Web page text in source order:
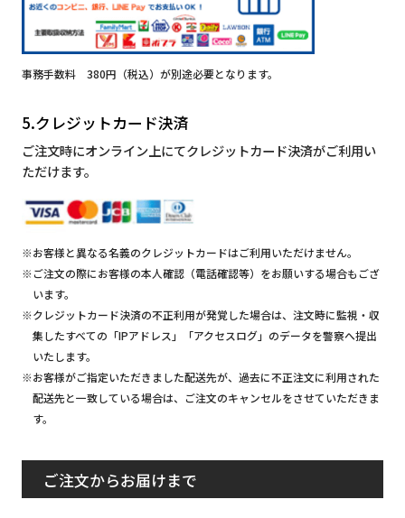
事務手数料 380円（税込）が別途必要となります。
5.クレジットカード決済
ご注文時にオンライン上にてクレジットカード決済がご利用い
ただけます。
※お客様と異なる名義のクレジットカードはご利用いただけません。
※ご注文の際にお客様の本人確認（電話確認等）をお願いする場合もござ
います。
※クレジットカード決済の不正利用が発覚した場合は、注文時に監視・収
集したすべての「IPアドレス」「アクセスログ」のデータを警察へ提出
いたします。
※お客様がご指定いただきました配送先が、過去に不正注文に利用された
配送先と一致している場合は、ご注文のキャンセルをさせていただきま
す。
ご注文からお届けまで